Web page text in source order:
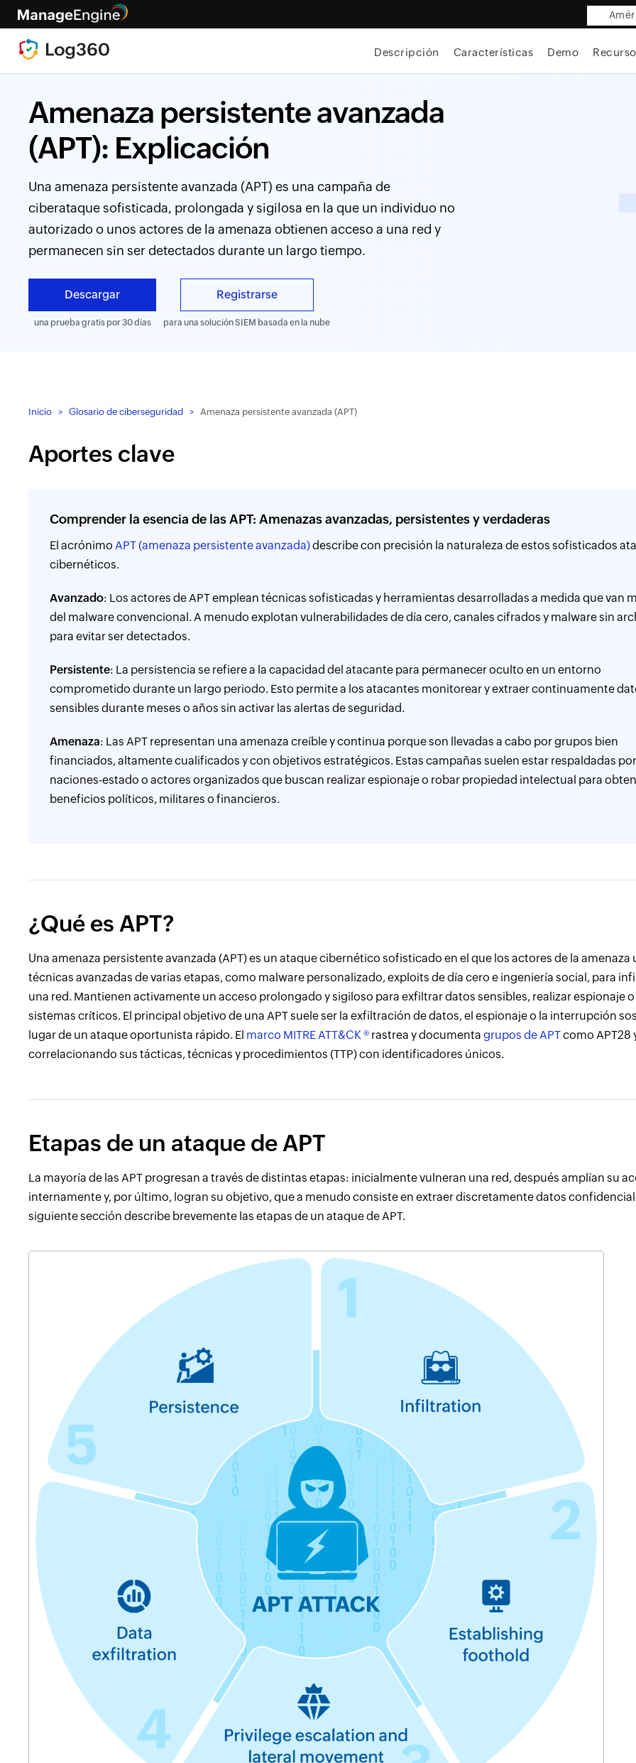
Descripción Características Demo
Amenaza persistente avanzada
(APT): Explicación
Una amenaza persistente avanzada (APT) es una campaña de
ciberataque sofisticada, prolongada y sigilosa en la que un individuo no
autorizado o unos actores de la amenaza obtienen acceso a una red y
permanecen sin ser detectados durante un largo tiempo.
Descargar
una prueba gratis por 30 días
Registrarse
para una solución SIEM basada en la nube
Inicio Glosario de ciberseguridad Amenaza persistente avanzada (APT)
Aportes clave
Comprender la esencia de las APT: Amenazas avanzadas, persistentes y verdaderas
El acrónimo APT (amenaza persistente avanzada)describe con precisión la naturaleza de estos sofisticados
cibernéticos.
Avanzado: Los actores de APT emplean técnicas sofisticadas y herramientas desarrolladas a medida que van
del malware convencional. A menudo explotan vulnerabilidades de día cero, canales cifrados y malware sin
para evitar ser detectados.
Persistente: La persistencia se refiere a la capacidad del atacante para permanecer oculto en un entorno
comprometido durante un largo periodo. Esto permite a los atacantes monitorear y extraer continuamente
sensibles durante meses o años sin activar las alertas de seguridad.
Amenaza: Las APT representan una amenaza creíble y continua porque son llevadas a cabo por grupos bien
financiados, altamente cualificados y con objetivos estratégicos. Estas campañas suelen estar respaldadas por
naciones-estado o actores organizados que buscan realizar espionaje o robar propiedad intelectual para
beneficios políticos, militares o financieros.
¿Qué es APT?
Una amenaza persistente avanzada (APT) es un ataque cibernético sofisticado en el que los actores de la amenaza
técnicas avanzadas de varias etapas, como malware personalizado, exploits de día cero e ingeniería social, para
una red. Mantienen activamente un acceso prolongado y sigiloso para exfiltrar datos sensibles, realizar espionaje
sistemas críticos. El principal objetivo de una APT suele ser la exfiltración de datos, el espionaje o la interrupción
lugar de un ataque oportunista rápido. El marco MITRE ATT&CK ® rastrea y documenta grupos de APTcomo APT28
correlacionando sus tácticas, técnicas y procedimientos (TTP) con identificadores únicos.
Etapas de un ataque de APT
La mayoría de las APT progresan a través de distintas etapas: inicialmente vulneran una red, después amplían su
internamente y, por último, logran su objetivo, que a menudo consiste en extraer discretamente datos
siguiente sección describe brevemente las etapas de un ataque de APT.